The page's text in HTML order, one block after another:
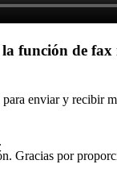
función de fax
enviar y recibir
Gracias por